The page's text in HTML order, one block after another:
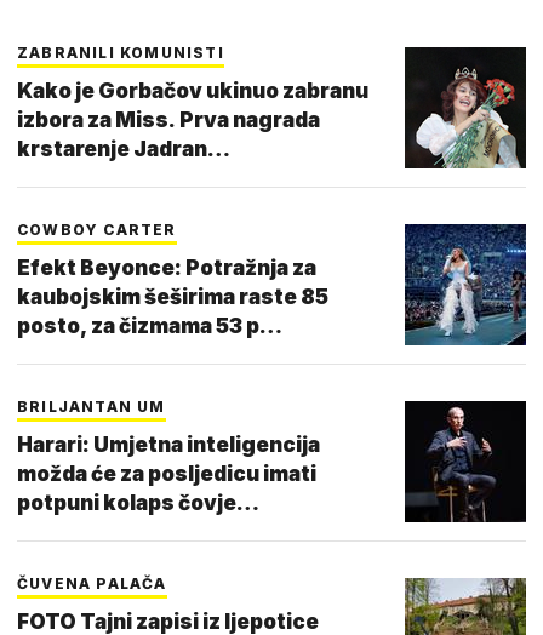
ZABRANILI KOMUNISTI
Kako je Gorbačov ukinuo zabranu
izbora za Miss. Prva nagrada
krstarenje Jadran…
COWBOY CARTER
Efekt Beyonce: Potražnja za
kaubojskim šeširima raste 85
posto, za čizmama 53 p…
BRILJANTAN UM
Harari: Umjetna inteligencija
možda će za posljedicu imati
potpuni kolaps čovje…
ČUVENA PALAČA
FOTO Tajni zapisi iz ljepotice